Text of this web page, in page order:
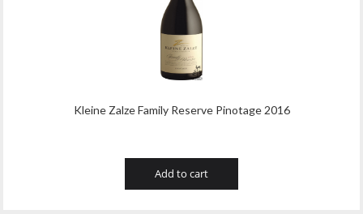
Kleine Zalze Family Reserve Pinotage 2016
Add to cart